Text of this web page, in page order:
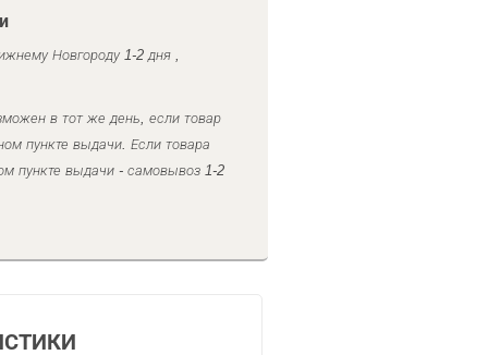
Новгороду 1-2 дня ,
в тот же день, если товар
пункте выдачи. Если товара
пункте выдачи - самовывоз 1-2